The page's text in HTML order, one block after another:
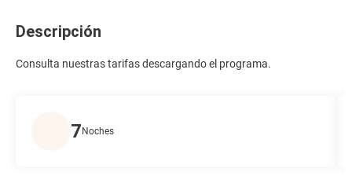
Descripción
Consulta nuestras tarifas descargando el programa.
7 Noches